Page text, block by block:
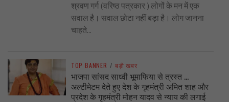
श्रवण गर्ग (वरिष्ठ पत्रकार ) लोगों के मन में एक
सवाल है। सवाल छोटा नहीं बड़ा है। लोग जानना
चाहते...
TOP BANNER / बड़ी खबर
भाजपा सांसद साध्वी भूमाफिया से त्रस्त …
अल्टीमेटम देते हुए देश के गृहमंत्री अमित शाह और
प्रदेश के गृहमंत्री मोहन यादव से न्याय की लगाई